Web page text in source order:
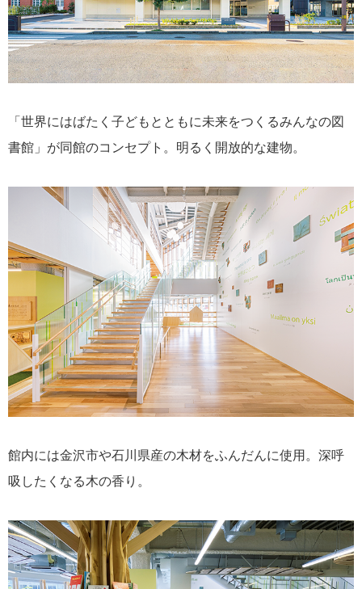
「世界にはばたく子どもとともに未来をつくるみんなの図
書館」が同館のコンセプト。明るく開放的な建物。
館内には金沢市や石川県産の木材をふんだんに使用。深呼
吸したくなる木の香り。